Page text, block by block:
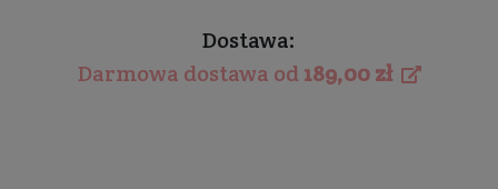
Dostawa:
Darmowa dostawa od189,00 zł